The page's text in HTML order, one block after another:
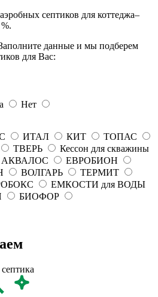
септиков для коттеджа–
данные и мы подберем
для Вас:
Нет
ИТАЛ КИТ
ТОПАС
ТВЕРЬ
Кессон для скважины
АКВАЛОС
ЕВРОБИОН
ВОЛГАРЬ
ТЕРМИТ
ЕМКОСТИ для ВОДЫ
БИОФОР